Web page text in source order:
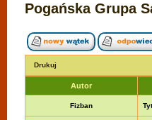
Pogańska Grupa
Drukuj
Autor
Fizban